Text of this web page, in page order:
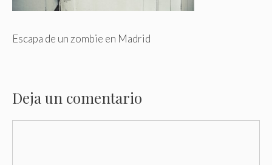
Escapa de un zombie en Madrid
Deja un comentario